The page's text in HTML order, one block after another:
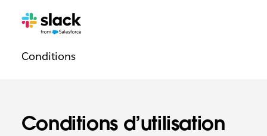
Conditions d’utilisation
Navigation
légale
Pages
Conditionssupplémentaires